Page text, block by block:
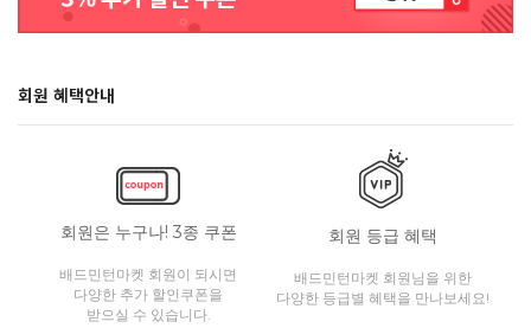
회원 혜택안내
회원은 누구나! 3종 쿠폰
배드민턴마켓 회원이 되시면
다양한 추가 할인쿠폰을
받으실 수 있습니다.
회원 등급 혜택
배드민턴마켓 회원님을 위한
다양한 등급별 혜택을 만나보세요!